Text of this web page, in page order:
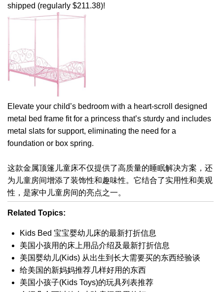
shipped (regularly $211.38)!
Elevate your child’s bedroom with a heart-scroll designed
metal bed frame fit for a princess that’s sturdy and includes
metal slats for support, eliminating the need for a
foundation or box spring.
这款金属顶篷儿童床不仅提供了高质量的睡眠解决方案，还
为儿童房间增添了装饰性和趣味性。它结合了实用性和美观
性，是家中儿童房间的亮点之一。
Related Topics:
Kids Bed 宝宝婴幼儿床的最新打折信息
美国小孩用的床上用品介绍及最新打折信息
美国婴幼儿(Kids) 从出生到长大需要买的东西经验谈
给美国的新妈妈推荐几样好用的东西
美国小孩子(Kids Toys)的玩具列表推荐